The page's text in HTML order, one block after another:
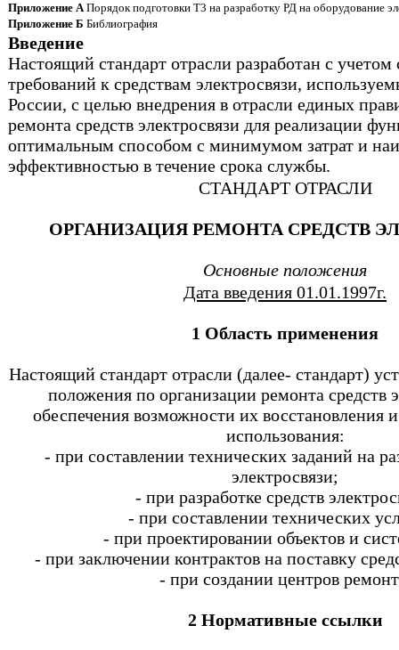
Приложение АПорядок подготовки Т3 на разработку РД на оборудование
Приложение Б Библиография
Введение
Настоящий стандарт отрасли разработан с
требований к средствам электросвязи,
России, с целью внедрения в отрасли единых
ремонта средств электросвязи для реализации
оптимальным способом с минимумом затрат и
эффективностью в течение срока службы.
СТАНДАРТ ОТРАСЛИ
ОРГАНИЗАЦИЯ РЕМОНТА СРЕДСТВ
Основные положения
Дата введения 01.01.1997г.
1 Область применения
Настоящий стандарт отрасли (далее- стандарт)
положения по организации ремонта средств
обеспечения возможности их восстановления
использования:
- при составлении технических заданий на
электросвязи;
- при разработке средств
- при составлении технических
- при проектировании объектов и
- при заключении контрактов на поставку
- при создании центров
2 Нормативные ссылки